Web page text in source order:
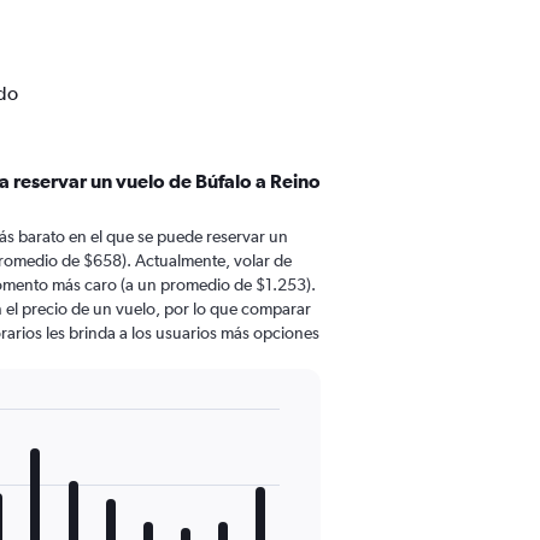
reservar un vuelo de Búfalo a Reino
barato en el que se puede reservar un
de $658). Actualmente, volar de
más caro (a un promedio de $1.253).
precio de un vuelo, por lo que comparar
les brinda a los usuarios más opciones